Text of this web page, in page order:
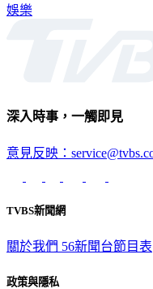
娛樂
深入時事，一觸即見
意見反映：
TVBS新聞網
關於我們 56新聞台節目表
政策與隱私